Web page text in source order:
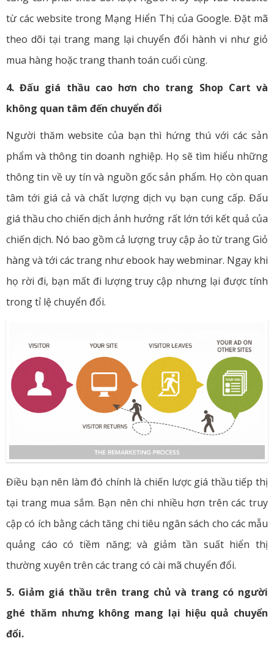
từ các website trong Mạng Hiển Thị của Google. Đặt mã
theo dõi tại trang mang lại chuyển đổi hành vi như giỏ
mua hàng hoặc trang thanh toán cuối cùng.
4. Đấu giá thầu cao hơn cho trang Shop Cart và
không quan tâm đến chuyển đổi
Người thăm website của bạn thì hứng thú với các sản
phẩm và thông tin doanh nghiệp. Họ sẽ tìm hiểu những
thông tin về uy tín và nguồn gốc sản phẩm. Họ còn quan
tâm tới giá cả và chất lượng dịch vụ bạn cung cấp. Đấu
giá thầu cho chiến dịch ảnh hưởng rất lớn tới kết quả của
chiến dịch. Nó bao gồm cả lượng truy cập ảo từ trang Giỏ
hàng và tới các trang như ebook hay webminar. Ngay khi
họ rời đi, bạn mất đi lượng truy cập nhưng lại được tính
trong tỉ lệ chuyển đổi.
Điều bạn nên làm đó chính là chiến lược giá thầu tiếp thị
tại trang mua sắm. Bạn nên chi nhiều hơn trên các truy
cập có ích bằng cách tăng chi tiêu ngân sách cho các mẫu
quảng cáo có tiềm năng; và giảm tần suất hiển thị
thường xuyên trên các trang có cài mã chuyển đổi.
5. Giảm giá thầu trên trang chủ và trang có người
ghé thăm nhưng không mang lại hiệu quả chuyển
đổi.